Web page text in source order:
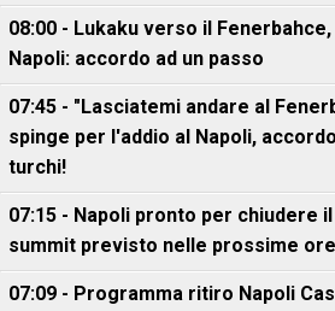
08:00 - Lukaku verso il
Napoli: accordo ad un passo
07:45 - "Lasciatemi andare al
spinge per l'addio al Napoli,
turchi!
07:15 - Napoli pronto per chiudere
summit previsto nelle prossime
07:09 - Programma ritiro Napoli